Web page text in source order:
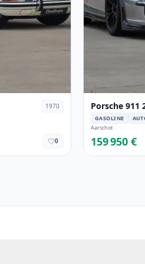
1970
0
Porsche 911
GASOLINE
Aarschot
159 950 €